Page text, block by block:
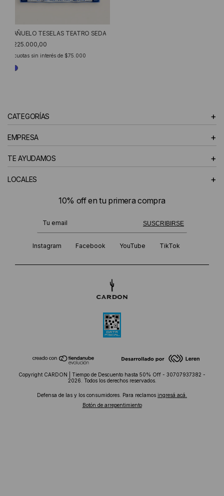
PAÑUELO TESELAS TEATRO SEDA
$225.000,00
cuotas sin interés de $75.000
CATEGORÍAS +
EMPRESA +
TE AYUDAMOS +
LOCALES +
10% off en tu primera compra
SUSCRIBIRSE
¡Te suscribiste exitosamente!
Instagram Facebook YouTube TikTok
Copyright CARDON | Tiempo de Descuento hasta 50% Off - 30707937382 -
2026. Todos los derechos reservados.
Defensa de las y los consumidores. Para reclamos ingresá acá.
Botón de arrepentimiento